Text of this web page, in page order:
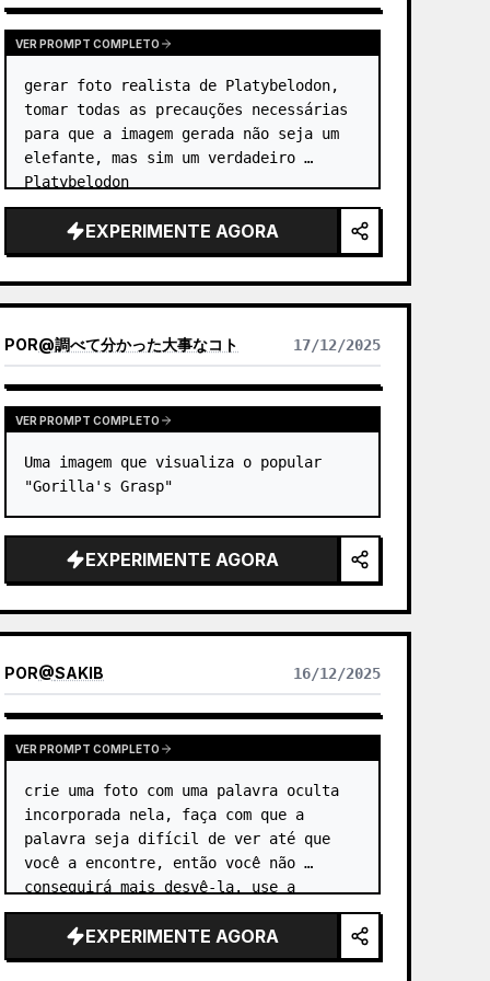
VER PROMPT COMPLETO
gerar foto realista de Platybelodon,
tomar todas as precauções necessárias
para que a imagem gerada não seja um
elefante, mas sim um verdadeiro
Platybelodon
EXPERIMENTE AGORA
POR@調べて分かった大事なコト 17/12/2025
VER PROMPT COMPLETO
Uma imagem que visualiza o popular
"Gorilla's Grasp"
EXPERIMENTE AGORA
POR@SAKIB 16/12/2025
VER PROMPT COMPLETO
crie uma foto com uma palavra oculta
incorporada nela, faça com que a
palavra seja difícil de ver até que
você a encontre, então você não
conseguirá mais desvê-la. use a
palavra " zsakib ".
EXPERIMENTE AGORA